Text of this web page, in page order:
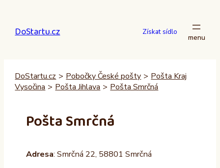
obsah
DoStartu.cz Získat sídlo
DoStartu.cz > Pobočky České pošty > Pošta Kraj
Vysočina > Pošta Jihlava > Pošta Smrčná
Pošta Smrčná
Adresa: Smrčná 22, 58801 Smrčná